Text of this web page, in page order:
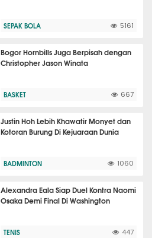
SEPAK BOLA 5161
Bogor Hornbills Juga Berpisah dengan
Christopher Jason Winata
BASKET 667
Justin Hoh Lebih Khawatir Monyet dan
Kotoran Burung Di Kejuaraan Dunia
BADMINTON 1060
Alexandra Eala Siap Duel Kontra Naomi
Osaka Demi Final Di Washington
TENIS 447